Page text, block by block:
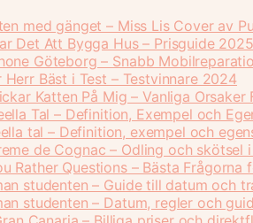
med gänget – Miss Lis Cover av
Det Att Bygga Hus – Prisguide
Göteborg – Snabb
Herr Bäst i Test – Testvinnare 2024
Katten På Mig – Vanliga Orsaker
Tal – Definition, Exempel och
tal – Definition, exempel och
de Cognac – Odling och skötsel
Rather Questions – Bästa Frågorna
studenten – Guide till datum och
studenten – Datum, regler och